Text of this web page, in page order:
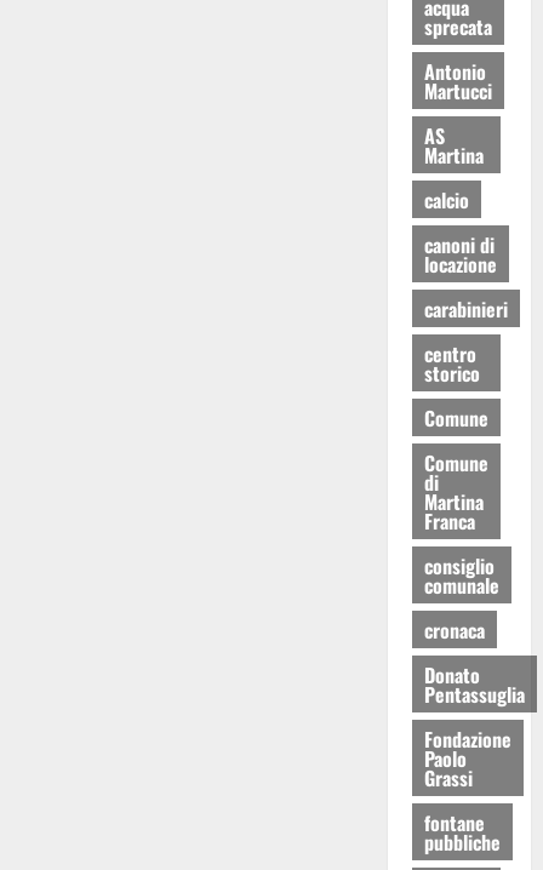
acqua
sprecata
Antonio
Martucci
AS
Martina
calcio
canoni di
locazione
carabinieri
centro
storico
Comune
Comune
di
Martina
Franca
consiglio
comunale
cronaca
Donato
Pentassuglia
Fondazione
Paolo
Grassi
fontane
pubbliche